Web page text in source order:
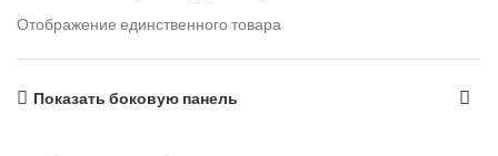
Отображение единственного товара
Показать боковую панель